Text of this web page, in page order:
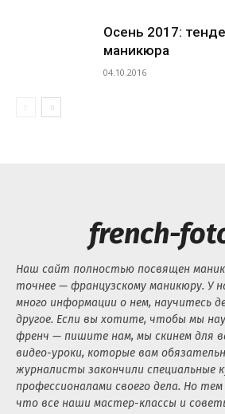
Осень 2017:
маникюра
04.10.2016
french-
Наш сайт полностью посвящен
точнее — французскому маникюру. У
много информации о нем, научитесь
другое. Если вы хотите, чтобы мы
френч — пишите нам, мы скинем для
видео-уроки, которые вам
журналисты закончили специальные
профессионалами своего дела. Но
что все наши мастер-классы и